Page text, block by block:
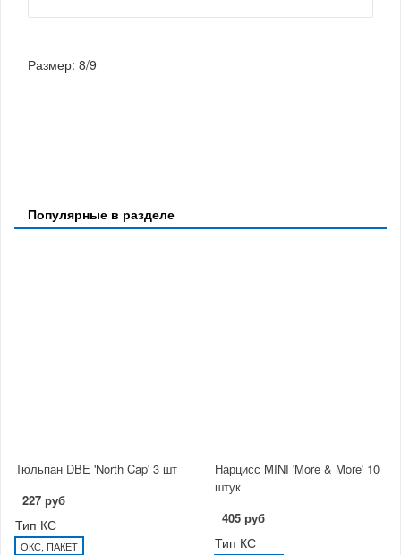
Размер: 8/9
Популярные в разделе
Тюльпан DBE 'North Cap' 3 шт
227 руб
Тип КС
ОКС, ПАКЕТ
Нарцисс MINI 'More & More' 10
штук
405 руб
Тип КС